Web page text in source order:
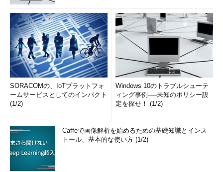
SORACOMの、IoTプラットフォ
ームサービスとしてのインパクト
(1/2)
Windows 10のトラブルシューテ
ィング事例──未知のポリシー設
定を探せ！ (1/2)
Caffeで画像解析を始めるための基礎知識とインス
トール、基本的な使い方 (1/2)